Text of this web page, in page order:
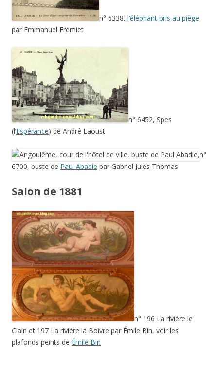
n° 6338, l’éléphant pris au piège
par Emmanuel Frémiet
n° 6452, Spes
(l’Espérance) de André Laoust
n°
6700, buste de Paul Abadie par Gabriel Jules Thomas
Salon de 1881
n° 196 La rivière le
Clain et 197 La rivière la Boivre par Émile Bin, voir les
plafonds peints de Émile Bin